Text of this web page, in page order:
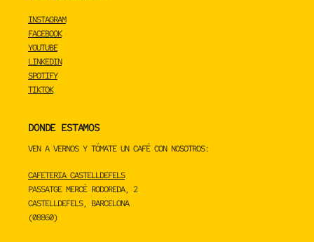
INSTAGRAM
FACEBOOK
YOUTUBE
LINKEDIN
SPOTIFY
TIKTOK
DONDE ESTAMOS
VEN A VERNOS Y TÓMATE UN CAFÉ CON NOSOTROS:
CAFETERIA CASTELLDEFELS
PASSATGE MERCÈ RODOREDA, 2
CASTELLDEFELS, BARCELONA
(08860)